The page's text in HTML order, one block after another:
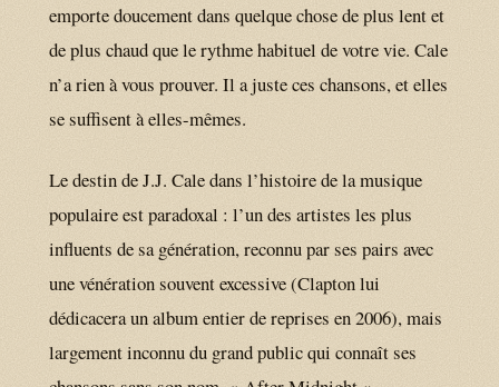
emporte doucement dans quelque chose de plus lent et
de plus chaud que le rythme habituel de votre vie. Cale
n’a rien à vous prouver. Il a juste ces chansons, et elles
se suffisent à elles-mêmes.
Le destin de J.J. Cale dans l’histoire de la musique
populaire est paradoxal : l’un des artistes les plus
influents de sa génération, reconnu par ses pairs avec
une vénération souvent excessive (Clapton lui
dédicacera un album entier de reprises en 2006), mais
largement inconnu du grand public qui connaît ses